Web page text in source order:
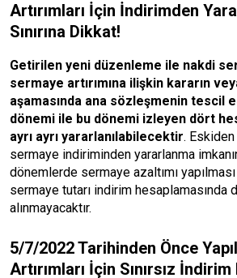
Artırımları İçin İndirimden
Sınırına Dikkat!
Getirilen yeni düzenleme ile nakdi
sermaye artırımına ilişkin kararın
aşamasında ana sözleşmenin tescil
dönemi ile bu dönemi izleyen dört
ayrı ayrı yararlanılabilecektir.
sermaye indiriminden yararlanma
dönemlerde sermaye azaltımı
sermaye tutarı indirim hesaplamasında
alınmayacaktır.
5/7/2022 Tarihinden Önce
Artırımları İçin Sınırsız